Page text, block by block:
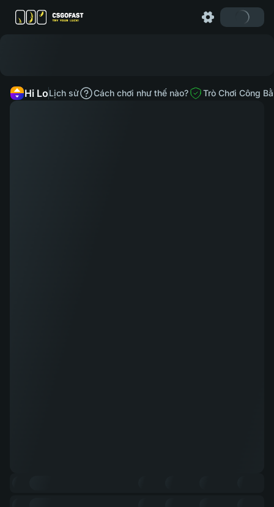
Hi LoLịch sử Cách chơi như thế nào? Trò Chơi Công